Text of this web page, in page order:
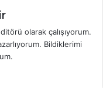
olarak çalışıyorum.
Bildiklerimi